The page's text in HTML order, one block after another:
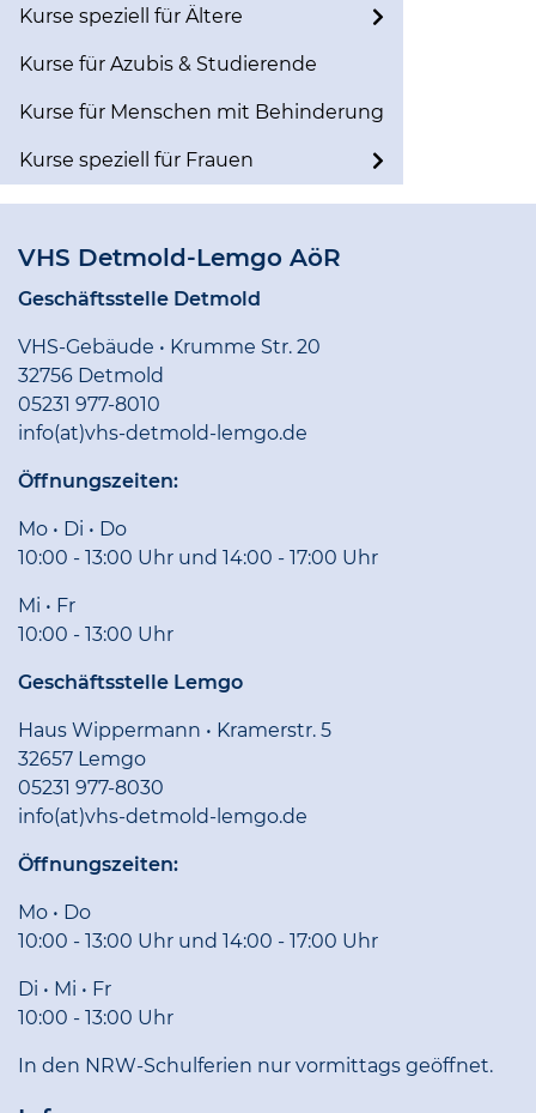
Kurse speziell für Ältere
Kurse für Azubis & Studierende
Kurse für Menschen mit Behinderung
Kurse speziell für Frauen
VHS Detmold-Lemgo AöR
Geschäftsstelle Detmold
VHS-Gebäude • Krumme Str. 20
32756 Detmold
05231 977-8010
info(at)vhs-detmold-lemgo.de
Öffnungszeiten:
Mo • Di • Do
10:00 - 13:00 Uhr und 14:00 - 17:00 Uhr
Mi • Fr
10:00 - 13:00 Uhr
Geschäftsstelle Lemgo
Haus Wippermann • Kramerstr. 5
32657 Lemgo
05231 977-8030
info(at)vhs-detmold-lemgo.de
Öffnungszeiten:
Mo • Do
10:00 - 13:00 Uhr und 14:00 - 17:00 Uhr
Di • Mi • Fr
10:00 - 13:00 Uhr
In den NRW-Schulferien nur vormittags geöffnet.